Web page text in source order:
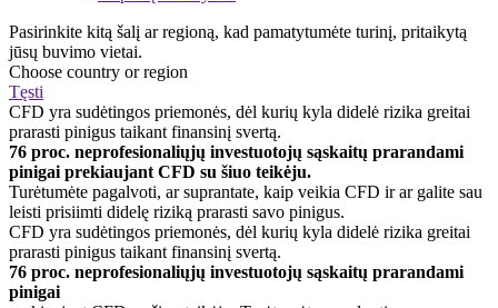
Pasirinkite kitą šalį ar regioną, kad pamatytumėte turinį, pritaikytą
jūsų buvimo vietai.
Choose country or region
Tęsti
CFD yra sudėtingos priemonės, dėl kurių kyla didelė rizika greitai
prarasti pinigus taikant finansinį svertą.
76 proc. neprofesionaliųjų investuotojų sąskaitų prarandami
pinigai prekiaujant CFD su šiuo teikėju.
Turėtumėte pagalvoti, ar suprantate, kaip veikia CFD ir ar galite sau
leisti prisiimti didelę riziką prarasti savo pinigus.
CFD yra sudėtingos priemonės, dėl kurių kyla didelė rizika greitai
prarasti pinigus taikant finansinį svertą.
76 proc. neprofesionaliųjų investuotojų sąskaitų prarandami
pinigai